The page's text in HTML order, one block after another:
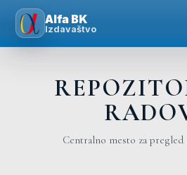
Alfa BK
Izdavaštvo
Skip
content
Centralno mesto za pregled